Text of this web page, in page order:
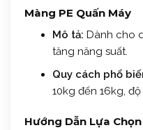
Màng PE Quấn Máy
Mô tả: Dành cho
tăng năng suất.
Quy cách phổ
10kg đến 16kg,
Hướng Dẫn Lựa